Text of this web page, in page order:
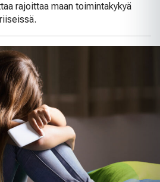
rajoittaa maan toimintakykyä